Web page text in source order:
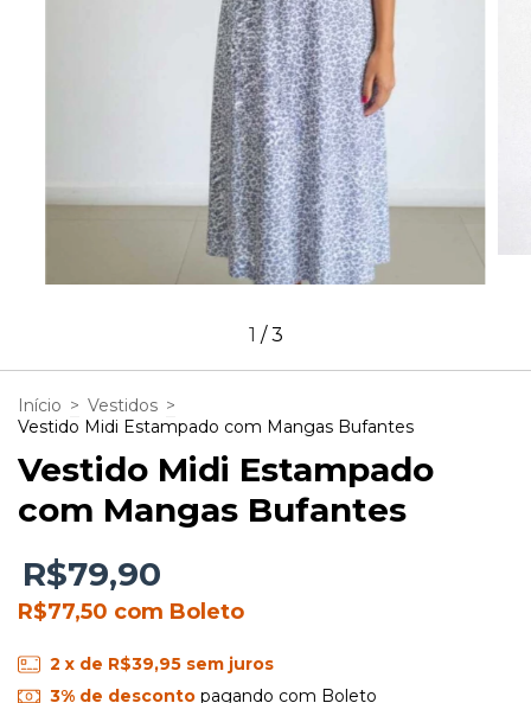
1 /3
Início > Vestidos >
Vestido Midi Estampado com Mangas Bufantes
Vestido Midi Estampado
com Mangas Bufantes
R$79,90
R$77,50 com Boleto
2 x de R$39,95 sem juros
3% de descontopagando com Boleto